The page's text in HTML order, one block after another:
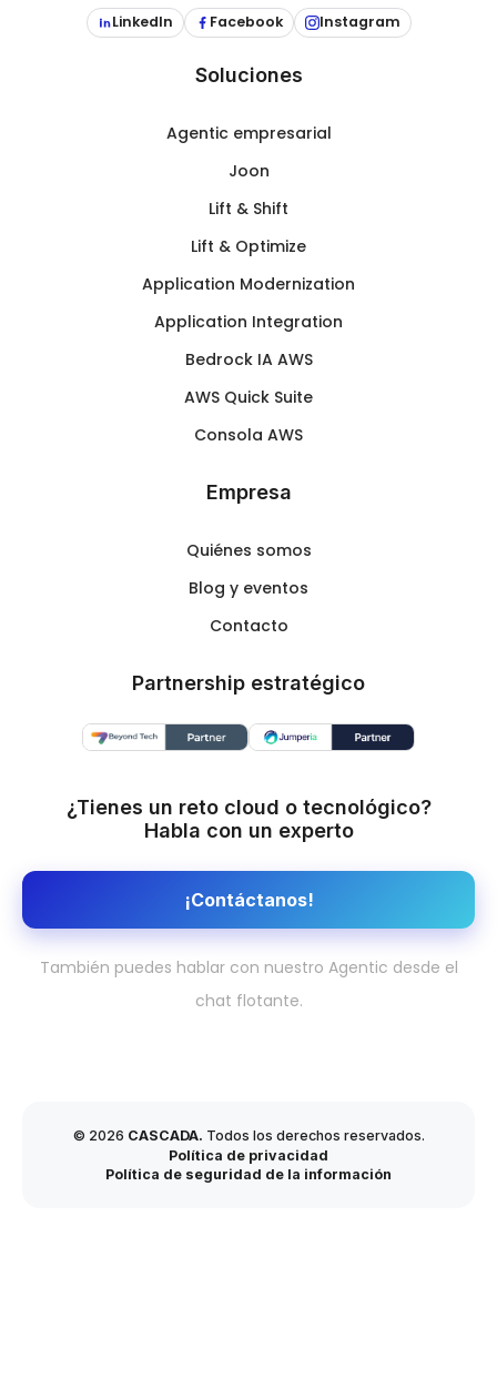
LinkedIn Facebook Instagram
Soluciones
Agentic empresarial
Joon
Lift & Shift
Lift & Optimize
Application Modernization
Application Integration
Bedrock IA AWS
AWS Quick Suite
Consola AWS
Empresa
Quiénes somos
Blog y eventos
Contacto
Partnership estratégico
¿Tienes un reto cloud o tecnológico?
Habla con un experto
¡Contáctanos!
También puedes hablar con nuestro Agentic desde el
chat flotante.
© 2026 CASCADA. Todos los derechos reservados.
Política de privacidad
Política de seguridad de la información